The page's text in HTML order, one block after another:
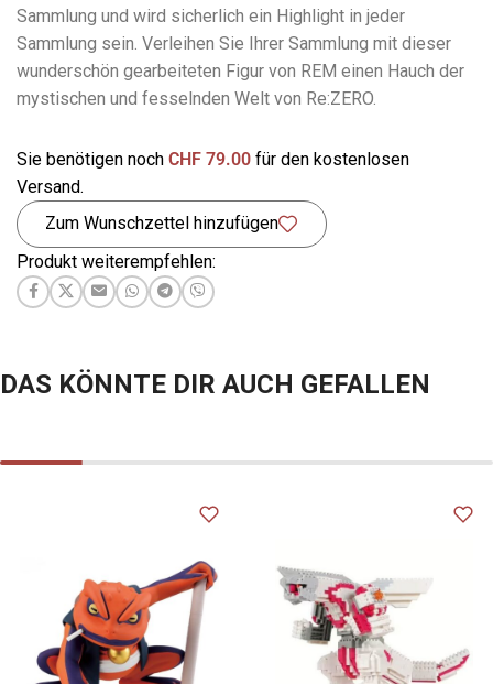
Sammlung und wird sicherlich ein Highlight in jeder
Sammlung sein. Verleihen Sie Ihrer Sammlung mit dieser
wunderschön gearbeiteten Figur von REM einen Hauch der
mystischen und fesselnden Welt von Re:ZERO.
Sie benötigen noch CHF 79.00 für den kostenlosen
Versand.
Zum Wunschzettel hinzufügen
Produkt weiterempfehlen:
DAS KÖNNTE DIR AUCH GEFALLEN